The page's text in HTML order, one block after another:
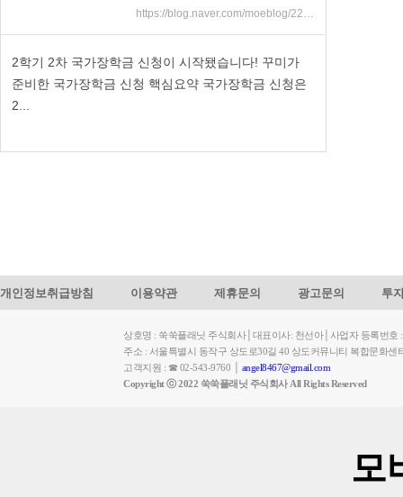
https://blog.naver.com/moeblog/222483455693
2학기 2차 국가장학금 신청이 시작됐습니다! 꾸미가
준비한 국가장학금 신청 핵심요약 국가장학금 신청은
2...
개인정보취급방침 이용약관 제휴문의 광고문의 투
상호명 : 쑥쑥플래닛 주식회사│대표이사: 천선아│사업자 등록번호
주소 : 서울특별시 동작구 상도로30길 40 상도커뮤니티 복합문화
고객지원 : ☎ 02-543-9760 │ angel8467@gmail.com
Copyright ⓒ 2022 쑥쑥플래닛 주식회사 All Rights Reserved
모